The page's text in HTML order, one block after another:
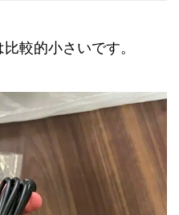
較的小さいです。